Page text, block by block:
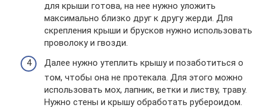
для крыши готова, на нее нужно уложить
максимально близко друг к другу жерди. Для
скрепления крыши и брусков нужно использовать
проволоку и гвозди.
Далее нужно утеплить крышу и позаботиться о
том, чтобы она не протекала. Для этого можно
использовать мох, лапник, ветки и листву, траву.
Нужно стены и крышу обработать рубероидом.